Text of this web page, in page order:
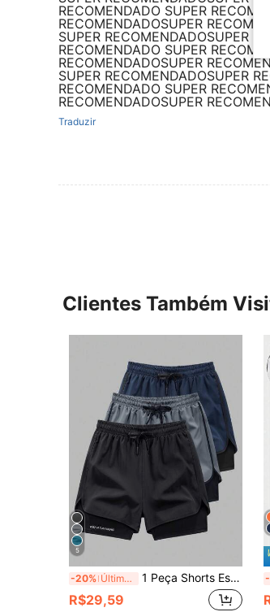
RECOMENDADO SUPER
RECOMENDADOSUPER
SUPER RECOMENDADOSUPER
RECOMENDADO SUPER
RECOMENDADOSUPER
SUPER RECOMENDADOSUPER
RECOMENDADO SUPER
RECOMENDADOSUPER
Traduzir
Clientes Também
5
-20% Últimos 3 dias 1 Peça Shorts Esportivos Masculinos para Outdoor, Respirável e de Secagem Rápida com Estampa, Adequado para Corrida e Fitness Outdoor na Primavera/Verão, Cor Preta
R$29,59